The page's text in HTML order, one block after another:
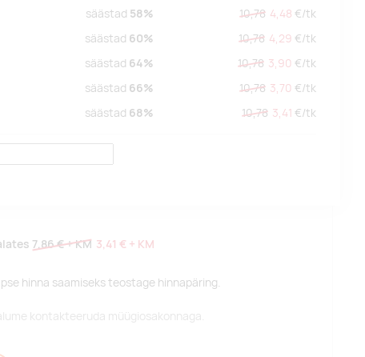
säästad 58% 10,78 4,48 €/tk
säästad 60% 10,78 4,29 €/tk
säästad 64% 10,78 3,90 €/tk
säästad 66% 10,78 3,70 €/tk
säästad 68% 10,78 3,41 €/tk
7,86 €+ KM 3,41 € + KM
hinna saamiseks teostage hinnapäring.
kontakteeruda müügiosakonnaga.